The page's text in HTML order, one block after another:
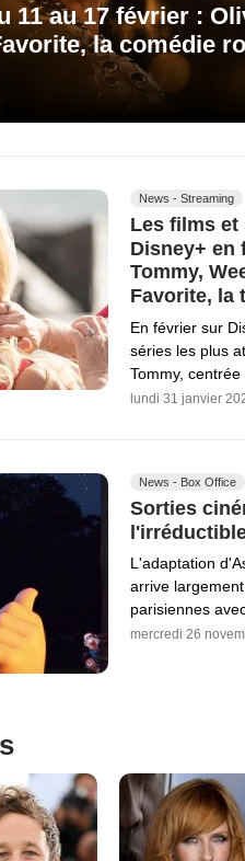
11 au 17 février :
la comédie
News - Streaming
Les films et
Disney+ en
Tommy,
Favorite, la
En février sur
séries les plus
Tommy,
lundi 31 janvier
News - Box Office
Sorties
L'adaptation
arrive
parisiennes
mercredi 26